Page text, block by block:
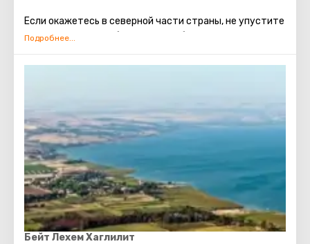
Если окажетесь в северной части страны, не упустите
возможность полюбоваться Гильбоа. Этот горный
регионе. Находится Гильбоа южнее Изреельской
м. Хребет протянулся на 18 км. Если повезет подняться
на вершину, вас ждет захватывающий вид
окрестностей.
Бейт Лехем Хаглилит